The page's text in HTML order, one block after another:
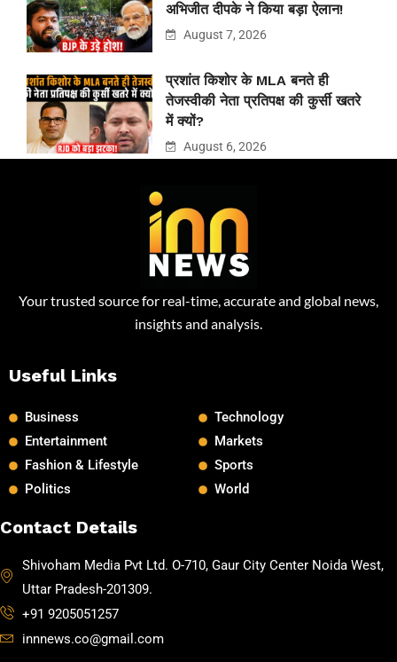
अभिजीत दीपके ने किया बड़ा ऐलान!
August 7, 2026
प्रशांत किशोर के MLA बनते ही
तेजस्वीकी नेता प्रतिपक्ष की कुर्सी खतरे
में क्यों?
August 6, 2026
Your trusted source for real-time, accurate and global news,
insights and analysis.
Useful Links
Business
Entertainment
Fashion & Lifestyle
Politics
Technology
Markets
Sports
World
Contact Details
Shivoham Media Pvt Ltd. O-710, Gaur City Center Noida West,
Uttar Pradesh-201309.
+91 9205051257
innnews.co@gmail.com